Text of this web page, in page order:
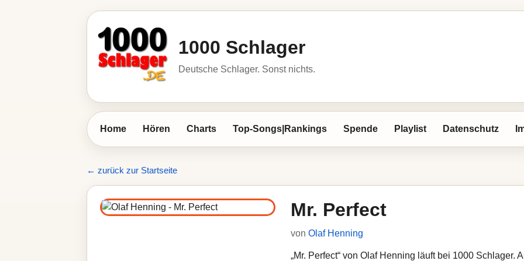
1000 Schlager
Deutsche Schlager. Sonst nichts.
Home Hören Charts Top-Songs|Rankings Spende Playlist Datenschutz
← zurück zur Startseite
Mr. Perfect
von Olaf Henning
„Mr. Perfect“ von Olaf Henning läuft bei 1000 Schlager.